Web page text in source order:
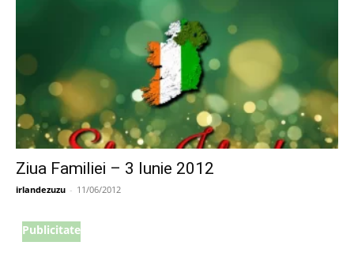
Ziua Familiei – 3 Iunie 2012
irlandezuzu - 11/06/2012
Publicitate